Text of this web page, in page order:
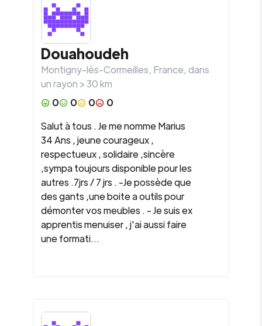
Douahoudeh
Montigny-lès-Cormeilles, France, dans
un rayon >30km
0
0 0
0
Salut à tous . Je me nomme Marius
34 Ans , jeune courageux ,
respectueux , solidaire ,sincère
,sympa toujours disponible pour les
autres .7jrs / 7 jrs . -Je possède que
des gants ,une boite a outils pour
démonter vos meubles . - Je suis ex
apprentis menuiser , j'ai aussi faire
une formati...